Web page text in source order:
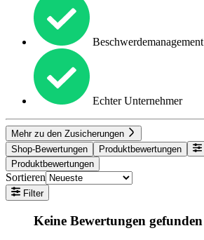
Beschwerdemanagement
Echter Unternehmer
Mehr zu den Zusicherungen
Shop-Bewertungen
Produktbewertungen
Produktbewertungen
Sortieren
Filter
Keine Bewertungen gefunden